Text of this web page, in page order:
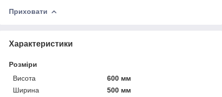
Приховати
Характеристики
Розміри
Висота
600 мм
Ширина
500 мм